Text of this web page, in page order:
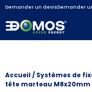
Demander un devisDemander
Accueil/ Systèmes de
tête marteau M8x20mm